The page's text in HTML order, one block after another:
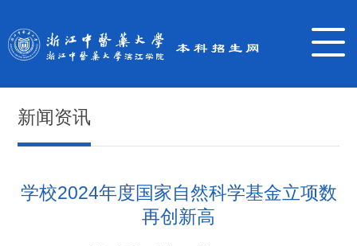
新闻资讯
学校2024年度国家自然科学基金立项数
再创新高